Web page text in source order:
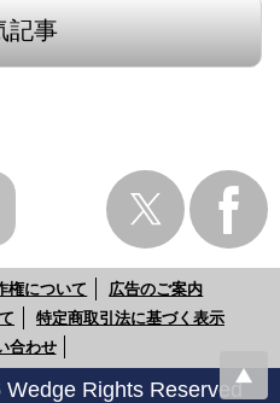
記事
権について
広告のご案内
特定商取引法に基づく表示
合わせ
Rights Reserved